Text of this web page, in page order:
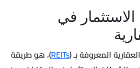
في
المعروفة بـ (REITs)، هو طريقة